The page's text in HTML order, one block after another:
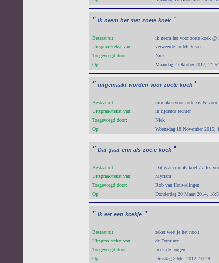
" ik neem het met zoete koek "
Bestaat uit:
ik neem het voor zoete koek @
Uitspraak/tekst van:
verweerder in Mr Visser
Toegevoegd door:
Niek
Op:
Maandag 2 Oktober 2017, 21:54
" uitgemaakt worden voor zoete koek "
Bestaat uit:
uitmaken voor rotte vis & voor
Uitspraak/tekst van:
in rijdende rechter
Toegevoegd door:
Niek
Op:
Woensdag 18 November 2015,
" Dat gaat erin als zoete koek "
Bestaat uit:
Dat gaat erin als koek / alles
Uitspraak/tekst van:
Myriam
Toegevoegd door:
Rob van Houwelingen
Op:
Donderdag 20 Maart 2014,
" ik eet een koekje "
Bestaat uit:
zeker weet je het nooit
Uitspraak/tekst van:
de Dominee
Toegevoegd door:
freek de jongen
Op:
Dinsdag 8 Mei 2012, 10:49